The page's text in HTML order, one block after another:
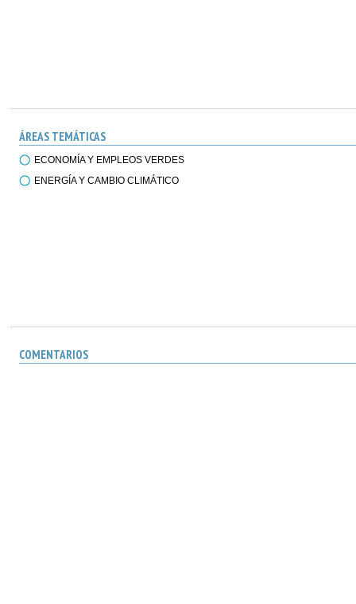
ÁREAS TEMÁTICAS
ECONOMÍA Y EMPLEOS VERDES
ENERGÍA Y CAMBIO CLIMÁTICO
COMENTARIOS